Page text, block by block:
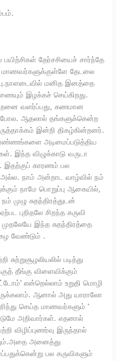
தேர்சசியைச் சார்ந்தே
தேடலை
மனித இனத்தை
இழக்கச் செய்கிறது.
வளர்ப்பது, கணமான
போல. ஆதலால் தங்களுக்கென்ற
இன்றி திகழ்கின்றனர்.
அடிமைப்படுத்திய
இந்த விழுக்காடு வருடா
இதற்குப் காரணம் பல
அல்ல. நாம் அன்றாட வாழ்வில் நம்
நாமே பொறுப்பு ஆகையில்,
முழு சுதந்திரத்துடன்
புறிதலே சிறந்த கருவி
இந்த சுதந்திரத்தை
வேண்டும் .
சுற்றுசூழலியலில் படித்து
தீங்கு விளைவிக்கும்
என்றெல்லாம் உறுதி மொழி
ஆனால் அது யாராலோ
செய்த மாணவர்களும் ‘
அறிவார்கள். எதனால்
விழிப்புணர்வு இருந்தால்
அனைத்து
பல கருவிகளும்